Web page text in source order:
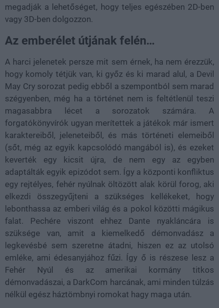
megadják a lehetőséget, hogy teljes egészében 2D-ben
vagy 3D-ben dolgozzon.
Az emberélet útjának felén…
A harci jelenetek persze mit sem érnek, ha nem érezzük,
hogy komoly tétjük van, ki győz és ki marad alul, a Devil
May Cry sorozat pedig ebből a szempontból sem marad
szégyenben, még ha a történet nem is feltétlenül teszi
magasabbra lécet a sorozatok számára. A
forgatókönyvírók ugyan merítettek a játékok már ismert
karaktereiből, jeleneteiből, és más történeti elemeiből
(sőt, még az egyik kapcsolódó mangából is), és ezeket
keverték egy kicsit újra, de nem egy az egyben
adaptálták egyik epizódot sem. Így a központi konfliktus
egy rejtélyes, fehér nyúlnak öltözött alak körül forog, aki
elkezdi összegyűjteni a szükséges kellékeket, hogy
lebonthassa az emberi világ és a pokol közötti mágikus
falat. Pechére viszont ehhez Dante nyakláncára is
szüksége van, amit a kiemelkedő démonvadász a
legkevésbé sem szeretne átadni, hiszen ez az utolsó
emléke, ami édesanyjához fűzi. Így ő is részese lesz a
Fehér Nyúl és az amerikai kormány titkos
démonvadászai, a DarkCom harcának, ami minden túlzás
nélkül egész háztömbnyi romokat hagy maga után.